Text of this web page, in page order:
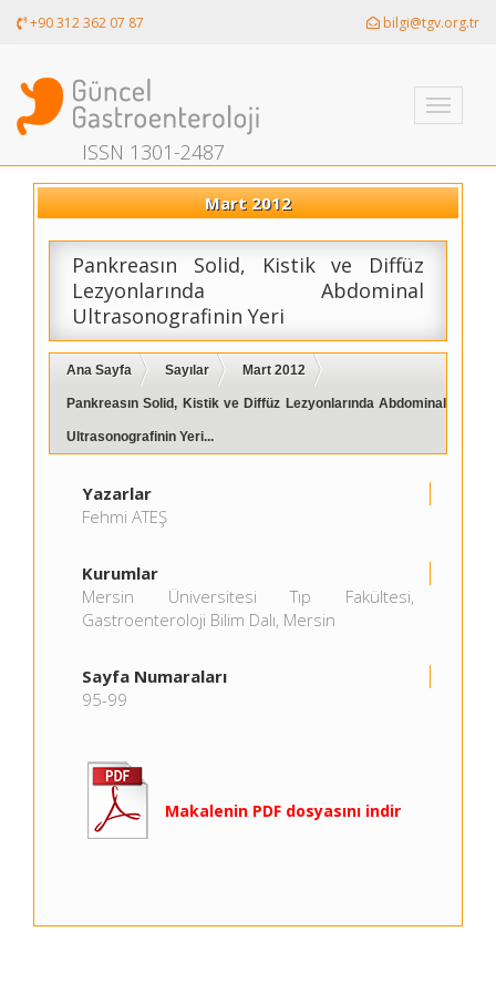
+90 312 362 07 87 bilgi@tgv.org.tr
Toggle
ISSN 1301-2487
Mart 2012
Pankreasın Solid, Kistik ve Diffüz
Lezyonlarında Abdominal
Ultrasonografinin Yeri
Ana Sayfa Sayılar Mart 2012
Pankreasın Solid, Kistik ve Diffüz Lezyonlarında Abdominal
Ultrasonografinin Yeri...
Yazarlar
Fehmi ATEŞ
Kurumlar
Mersin Üniversitesi Tıp Fakültesi,
Gastroenteroloji Bilim Dalı, Mersin
Sayfa Numaraları
95-99
Makalenin PDF dosyasını indir